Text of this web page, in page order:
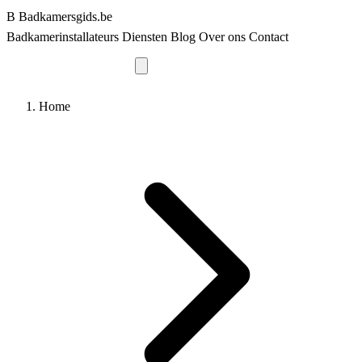
B Badkamersgids.be
Badkamerinstallateurs Diensten Blog Over ons Contact
Home